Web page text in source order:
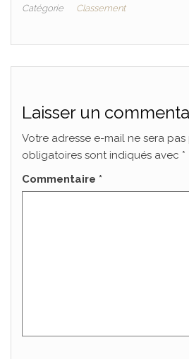
Catégorie Classement
Laisser un
Votre adresse e-mail ne sera pas
obligatoires sont indiqués avec *
Commentaire *